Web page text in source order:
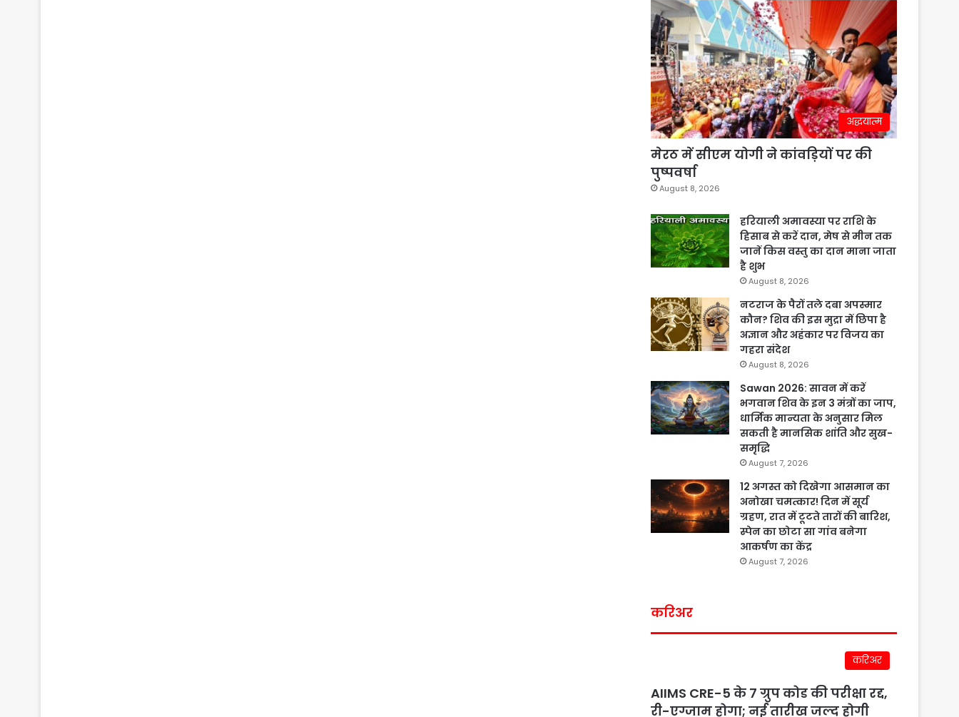
अद्धयात्म
मेरठ में सीएम योगी ने कांवड़ियों पर की
पुष्पवर्षा
August 8, 2026
हरियाली अमावस्या पर राशि के
हिसाब से करें दान, मेष से मीन तक
जानें किस वस्तु का दान माना जाता
है शुभ
August 8, 2026
नटराज के पैरों तले दबा अपस्मार
कौन? शिव की इस मुद्रा में छिपा है
अज्ञान और अहंकार पर विजय का
गहरा संदेश
August 8, 2026
Sawan 2026: सावन में करें
भगवान शिव के इन 3 मंत्रों का जाप,
धार्मिक मान्यता के अनुसार मिल
सकती है मानसिक शांति और सुख-
समृद्धि
August 7, 2026
12 अगस्त को दिखेगा आसमान का
अनोखा चमत्कार! दिन में सूर्य
ग्रहण, रात में टूटते तारों की बारिश,
स्पेन का छोटा सा गांव बनेगा
आकर्षण का केंद्र
August 7, 2026
करिअर
करिअर
AIIMS CRE-5 के 7 ग्रुप कोड की परीक्षा रद्द,
री-एग्जाम होगा; नई तारीख जल्द होगी